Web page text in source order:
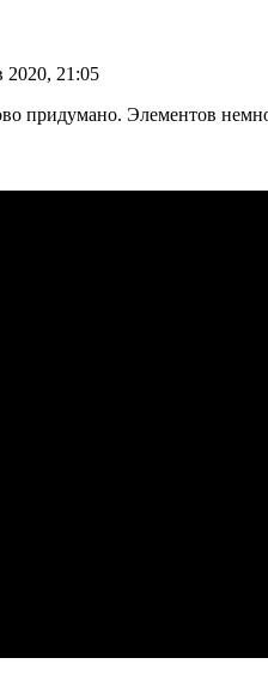
2020, 21:05
придумано. Элементов